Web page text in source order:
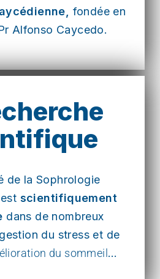
fondée en
Alfonso Caycedo.
de la Sophrologie
scientifiquement
dans de nombreux
du stress et de
du sommeil …